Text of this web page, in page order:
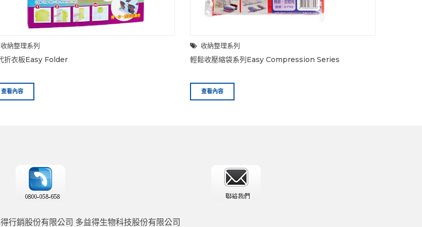
收納整理系列
折衣板Easy Folder
查看內容
收納整理系列
輕鬆收壓縮袋系列Easy Compression Series
查看內容
行銷股份有限公司 多益得生物科技股份有限公司